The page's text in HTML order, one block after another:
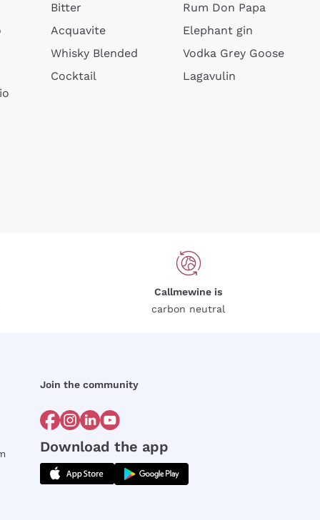
Bitter
Acquavite
Whisky Blended
Cocktail
Rum Don Papa
Elephant gin
Vodka Grey Goose
Lagavulin
Callmewine is
carbon neutral
Join the community
Download the app